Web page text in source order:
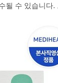
수 있습니다